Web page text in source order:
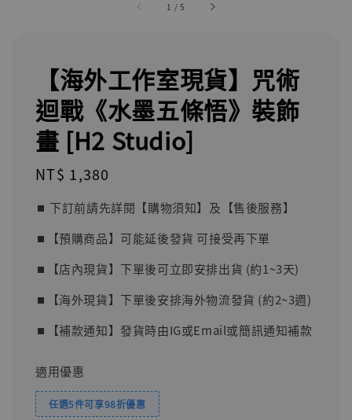
1 /5
【海外工作室現貨】咒術
迴戰《水墨五條悟》裝飾
畫 [H2 Studio]
Regular
NT$ 1,380
⏹︎ 下訂前請先詳閱【購物須知】及【售後服務】
⏹︎【預購商品】可能延後發貨 可接受再下單
⏹︎【店內現貨】下單後可立即安排出貨 (約1~3天)
⏹︎【海外現貨】下單後安排海外物流發貨 (約2~3週)
⏹︎【補款通知】發貨時由IG或Email或簡訊通知補款
適用優惠
任選5件可享98折優惠